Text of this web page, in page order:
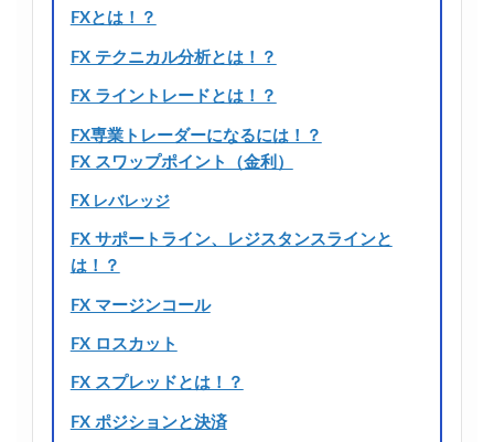
FXとは！？
FX テクニカル分析とは！？
FX ライントレードとは！？
FX専業トレーダーになるには！？
FX スワップポイント（金利）
FX レバレッジ
FX サポートライン、レジスタンスラインと
は！？
FX マージンコール
FX ロスカット
FX スプレッドとは！？
FX ポジションと決済